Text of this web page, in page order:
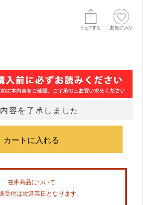
容を了承しました
在庫商品について
受付は次営業日となります。